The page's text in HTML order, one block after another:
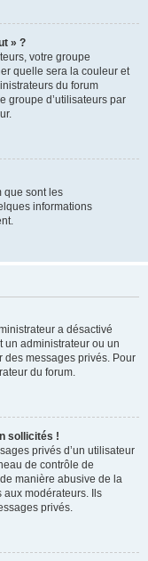
» ?
votre groupe
quelle sera la couleur et
du forum
groupe d’utilisateurs par
que sont les
informations
a désactivé
un administrateur ou un
des messages privés. Pour
du forum.
sollicités !
privés d’un utilisateur
de contrôle de
manière abusive de la
aux modérateurs. Ils
privés.